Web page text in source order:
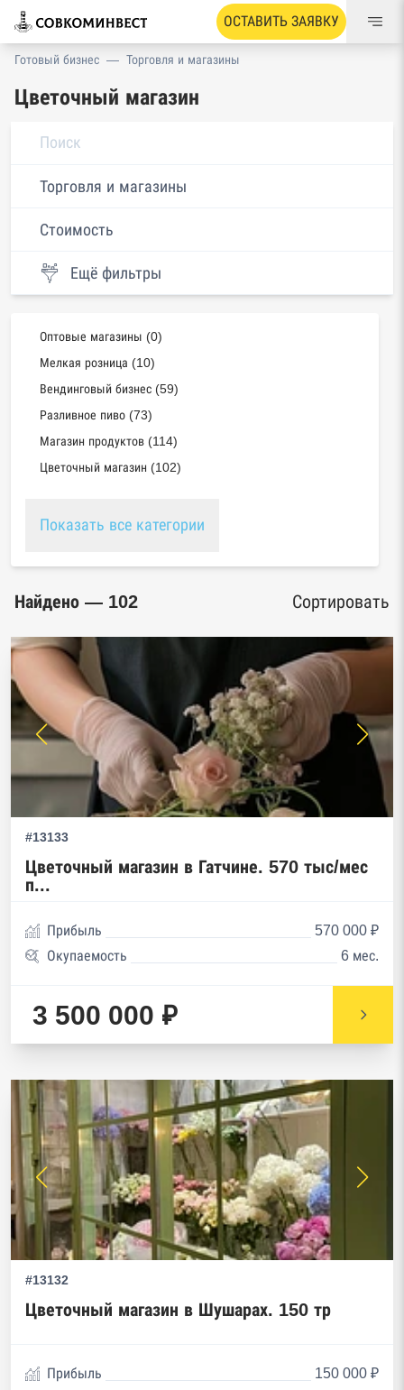
ОСТАВИТЬ ЗАЯВКУ
Готовый бизнес — Торговля и магазины
Цветочный магазин
Торговля и магазины
Стоимость
Ещё фильтры
Оптовые магазины (0)
Мелкая розница (10)
Вендинговый бизнес (59)
Разливное пиво (73)
Магазин продуктов (114)
Цветочный магазин (102)
Показать все категории
Найдено — 102 Сортировать
#13133
Цветочный магазин в Гатчине. 570 тыс/мес
п...
Прибыль
570 000 ₽
Окупаемость
6 мес.
3 500 000 ₽
#13132
Цветочный магазин в Шушарах. 150 тр
Прибыль
150 000 ₽